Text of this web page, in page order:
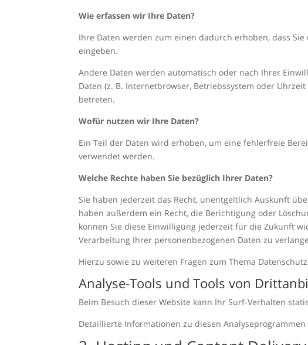
Wie erfassen wir Ihre Daten?
Ihre Daten werden zum einen dadurch erhoben, dass
eingeben.
Andere Daten werden automatisch oder nach Ihrer
Daten (z. B. Internetbrowser, Betriebssystem oder
betreten.
Wofür nutzen wir Ihre Daten?
Ein Teil der Daten wird erhoben, um eine fehlerfreie
verwendet werden.
Welche Rechte haben Sie bezüglich Ihrer Daten?
Sie haben jederzeit das Recht, unentgeltlich Auskunft
haben außerdem ein Recht, die Berichtigung oder
können Sie diese Einwilligung jederzeit für die Zukunft
Verarbeitung Ihrer personenbezogenen Daten zu
Hierzu sowie zu weiteren Fragen zum Thema
Analyse-Tools und Tools von
Beim Besuch dieser Website kann Ihr Surf-Verhalten
Detaillierte Informationen zu diesen